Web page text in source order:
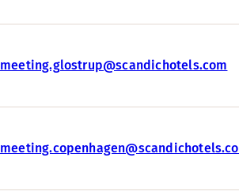
meeting.glostrup@scandichotels.com